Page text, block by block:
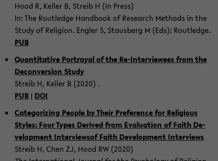
Hood R, Keller B, Streib H (In Press)
In: The Rout­ledge Hand­book of Re­search Meth­ods in the
Study of Re­li­gion. En­gler S, Staus­berg M (Eds); Rout­ledge.
PUB
Quan­ti­ta­tive Por­trayal of the Re-​Interviewees from the
De­con­ver­sion Study
Streib H, Keller B (2020) .
PUB | DOI
Cat­e­go­riz­ing Peo­ple by Their Pref­er­ence for Re­li­gious
Styles: Four Types De­rived from Eval­u­a­tion of Faith De­
vel­op­ment In­ter­view­sof Faith De­vel­op­ment In­ter­views
Streib H, Chen ZJ, Hood RW (2020)